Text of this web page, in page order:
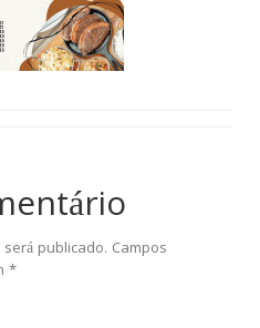
publicado. Campos
*